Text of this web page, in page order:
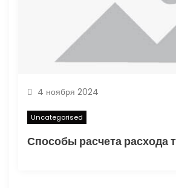
4 ноября 2024
Uncategorised